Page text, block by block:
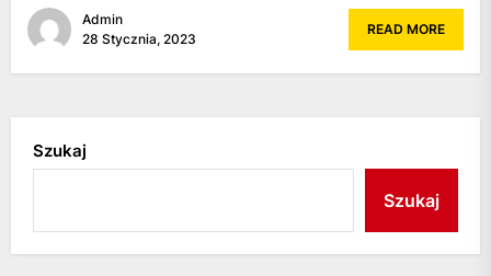
Admin
28 Stycznia, 2023
READ MORE
Szukaj
Szukaj